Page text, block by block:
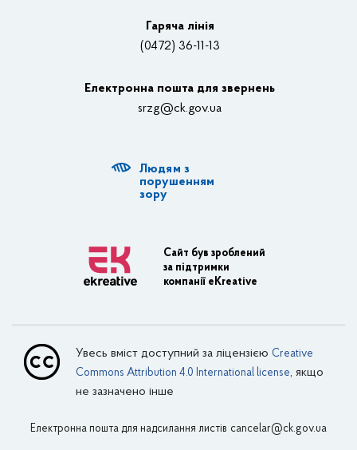
Структурні підрозділи ОДА
Діяльність ОДА
Транспортна інфраструктура
Внутрішній водний транспорт
Авіаційний транспорт
Поштовий зв’язок
Гаряча лінія
(0472) 36-11-13
Електронна пошта для звернень
srzg@ck.gov.ua
Людям з
порушенням
зору
Сайт був зроблений
за підтримки
компанії eKreative
Увесь вміст доступний за ліцензією Creative
Commons Attribution 4.0 International license, якщо
не зазначено інше
Електронна пошта для надсилання листів cancelar@ck.gov.ua